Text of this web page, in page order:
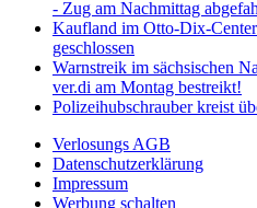
- Zug am Nachmittag
Kaufland im Otto-Dix-
geschlossen
Warnstreik im sächsischen
ver.di am Montag bestreikt!
Polizeihubschrauber kreist
Verlosungs AGB
Datenschutzerklärung
Impressum
Werbung schalten